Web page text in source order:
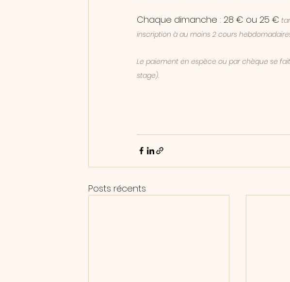
Chaque dimanche : 28 € ou 25 €
inscription à au moins 2 cours
Le paiement en espèce ou par chèque se
stage).
Posts récents